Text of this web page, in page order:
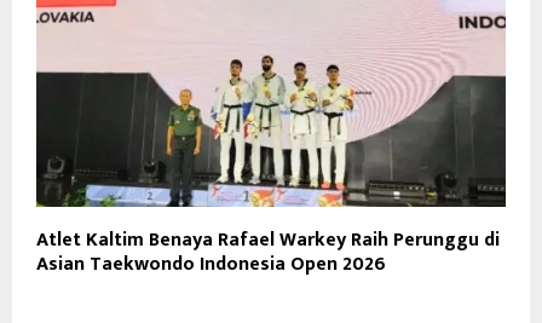
Atlet Kaltim Benaya Rafael Warkey Raih Perunggu di
Asian Taekwondo Indonesia Open 2026